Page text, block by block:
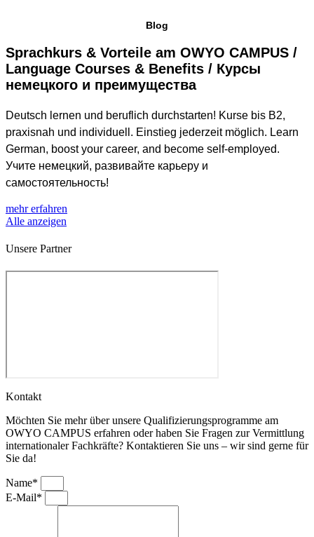
Blog
Sprachkurs & Vorteile am OWYO CAMPUS /
Language Courses & Benefits / Курсы
немецкого и преимущества
Deutsch lernen und beruflich durchstarten! Kurse bis B2,
praxisnah und individuell. Einstieg jederzeit möglich. Learn
German, boost your career, and become self-employed.
Учите немецкий, развивайте карьеру и
самостоятельность!
mehr erfahren
Alle anzeigen
Unsere Partner
Kontakt
Möchten Sie mehr über unsere Qualifizierungsprogramme am
OWYO CAMPUS erfahren oder haben Sie Fragen zur Vermittlung
internationaler Fachkräfte? Kontaktieren Sie uns – wir sind gerne für
Sie da!
Name*
E-Mail*